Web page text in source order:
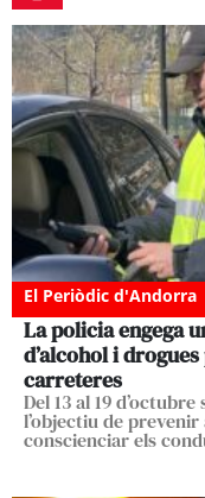
El Periòdic d'Andorra
La policia engega
d’alcohol i
carreteres
Del 13 al 19
l’objectiu de
conscienciar els